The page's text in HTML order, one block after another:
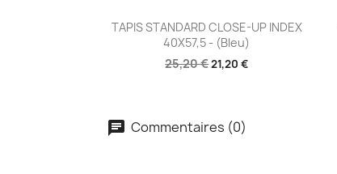
Aperçu rapide
TAPIS STANDARD CLOSE-UP INDEX
40X57,5 - (Bleu)
25,20 €21,20 €
Commentaires (0)